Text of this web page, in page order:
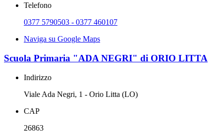
Telefono
0377 5790503 - 0377 460107
Naviga su Google Maps
Scuola Primaria "ADA NEGRI" di ORIO LITTA
Indirizzo
Viale Ada Negri, 1 - Orio Litta (LO)
CAP
26863